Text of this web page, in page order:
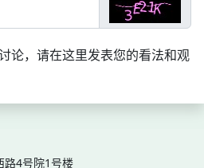
论，请在这里发表您的看法和观
路4号院1号楼